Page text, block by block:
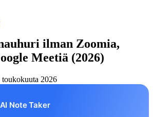
ilman Zoomia,
Meetiä (2026)
toukokuuta 2026
Note Taker